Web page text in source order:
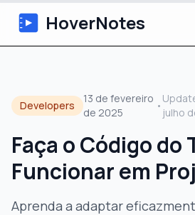
HoverNotes
Extension
Notas de Vídeo
Developers
13 de fevereiro
de 2025
•
julho
Faça o Código do
Funcionar em
Aprenda a adaptar